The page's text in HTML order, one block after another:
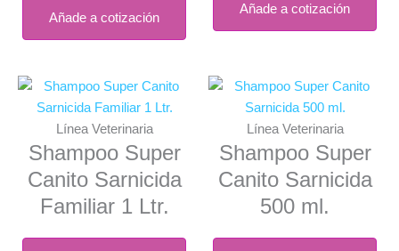
Añade a cotización
Añade a cotización
Línea Veterinaria
Shampoo Super
Canito Sarnicida
Familiar 1 Ltr.
Línea Veterinaria
Shampoo Super
Canito Sarnicida
500 ml.